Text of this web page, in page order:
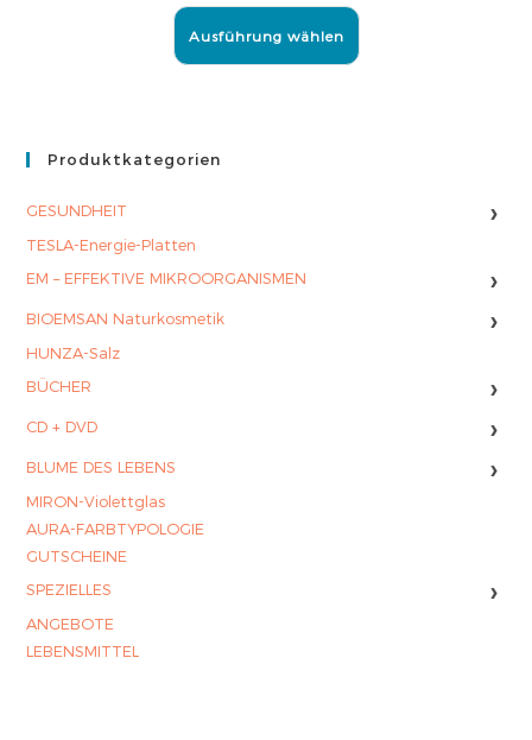
Ausführung wählen
Produktkategorien
GESUNDHEIT ›
TESLA-Energie-Platten
EM – EFFEKTIVE MIKROORGANISMEN
›
BIOEMSAN Naturkosmetik ›
HUNZA-Salz
BÜCHER
›
CD + DVD ›
BLUME DES LEBENS ›
MIRON-Violettglas
AURA-FARBTYPOLOGIE
GUTSCHEINE
SPEZIELLES
›
ANGEBOTE
LEBENSMITTEL